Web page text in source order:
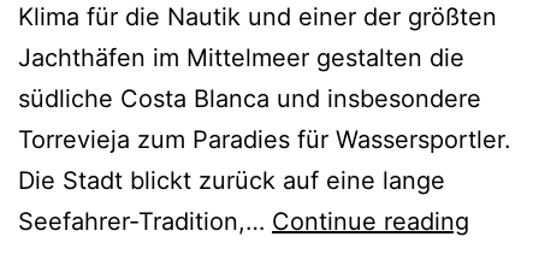
Klima für die Nautik und einer der größten
Jachthäfen im Mittelmeer gestalten die
südliche Costa Blanca und insbesondere
Torrevieja zum Paradies für Wassersportler.
Die Stadt blickt zurück auf eine lange
Seefahrer-Tradition,… Continue reading